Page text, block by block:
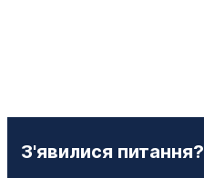
З'явилися питання?